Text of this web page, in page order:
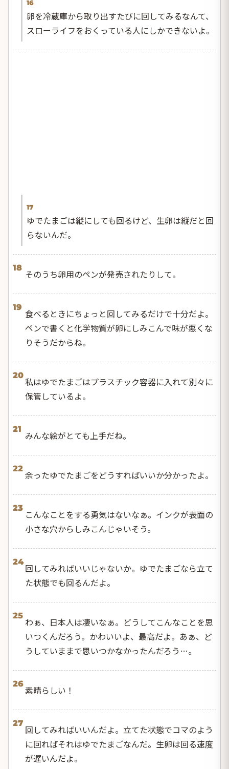
16
卵を冷蔵庫から取り出すたびに回してみるなんて、
スローライフをおくっている人にしかできないよ。
17
ゆでたまごは縦にしても回るけど、生卵は縦だと回
らないんだ。
18
そのうち卵用のペンが発売されたりして。
19
食べるときにちょっと回してみるだけで十分だよ。
ペンで書くと化学物質が卵にしみこんで味が悪くな
りそうだからね。
20
私はゆでたまごはプラスチック容器に入れて別々に
保管しているよ。
21
みんな絵がとても上手だね。
22
余ったゆでたまごをどうすればいいか分かったよ。
23
こんなことをする勇気はないなぁ。インクが表面の
小さな穴からしみこんじゃいそう。
24
回してみればいいじゃないか。ゆでたまごなら立て
た状態でも回るんだよ。
25
わぁ、日本人は凄いなぁ。どうしてこんなことを思
いつくんだろう。かわいいよ、最高だよ。あぁ、ど
うしていままで思いつかなかったんだろう…。
26
素晴らしい！
27
回してみればいいんだよ。立てた状態でコマのよう
に回ればそれはゆでたまごなんだ。生卵は回る速度
が遅いんだよ。